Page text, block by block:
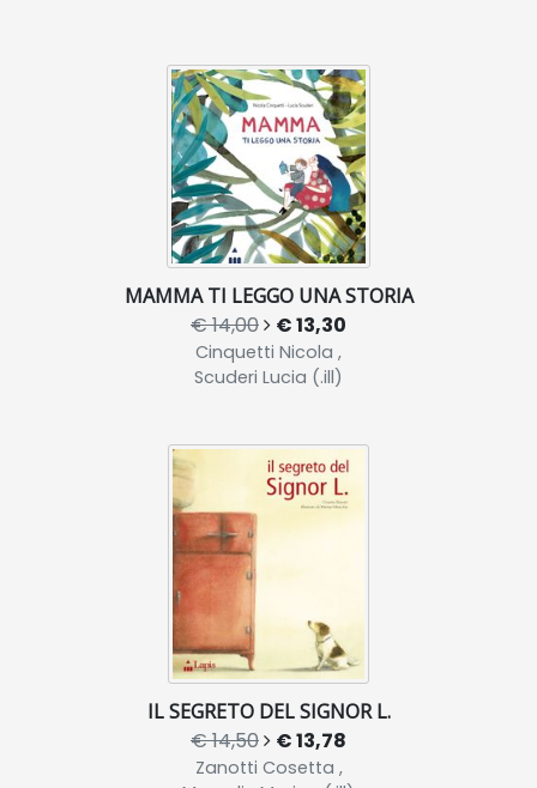
MAMMA TI LEGGO UNA STORIA
€ 14,00 € 13,30
Cinquetti Nicola ,
Scuderi Lucia (.ill)
IL SEGRETO DEL SIGNOR L.
€ 14,50 € 13,78
Zanotti Cosetta ,